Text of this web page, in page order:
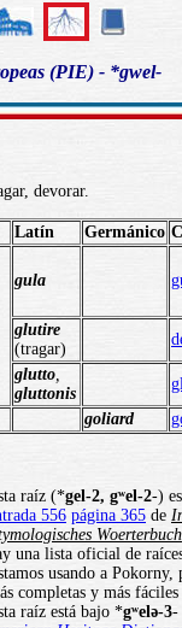
(PIE) - *gwel-
devorar.
Latín Germánico
gula
glutire
(tragar)
glutto
gluttonis
goliard
raíz (*gel-2, gʷel-2-)
556 página 365 de
Woerterbuch
una lista oficial de
usando a Pokorny,
completas y más fáciles
raíz está bajo *gʷelǝ-3-